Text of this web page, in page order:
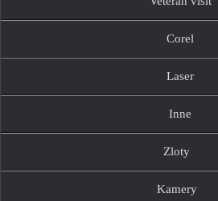
Corel
Laser
Inne
Zloty
Kamery